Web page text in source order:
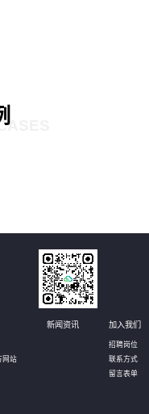
网站
新闻资讯 加入我们
招聘岗位
联系方式
留言表单